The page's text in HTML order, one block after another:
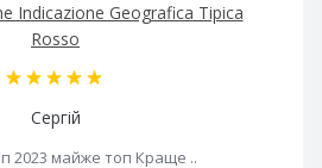
Indicazione Geografica Tipica
Rosso
Сергій
2023 майже топ Краще ..